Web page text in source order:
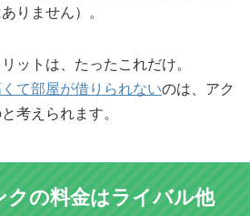
りません）。
ットは、たったこれだけ。
て部屋が借りられないのは、アク
考えられます。
クの料金はライバル他